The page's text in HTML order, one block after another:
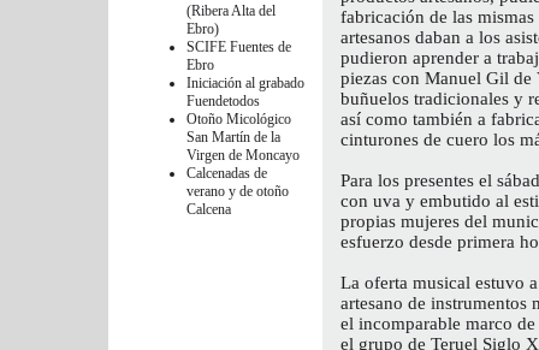
fabricación de las
artesanos daban a los
pudieron aprender a
piezas con Manuel Gil de
buñuelos tradicionales y
así como también a
cinturones de cuero los
Para los presentes el
con uva y embutido al
propias mujeres del
esfuerzo desde primera
La oferta musical estuvo
artesano de instrumentos
el incomparable marco
el grupo de Teruel Siglo
(Ribera Alta del
Ebro)
SCIFE Fuentes de
Ebro
Iniciación al grabado
Fuendetodos
Otoño Micológico
San Martín de la
Virgen de Moncayo
Calcenadas de
verano y de otoño
Calcena